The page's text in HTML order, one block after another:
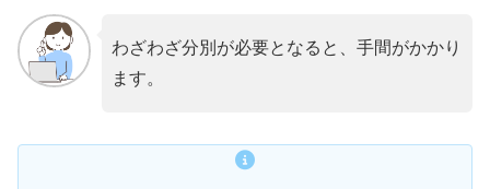
わざわざ分別が必要となると、手間がかかり
ます。